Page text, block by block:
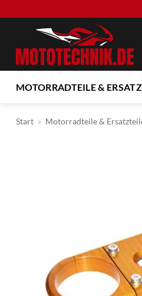
MOTORRADTEILE &
Start » Motorradteile &